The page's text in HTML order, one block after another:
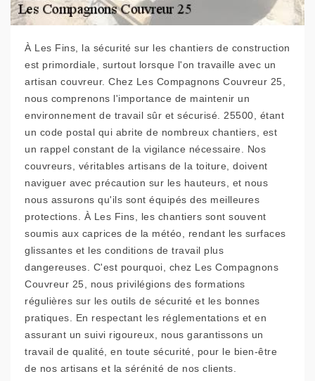
À Les Fins, la sécurité sur les chantiers de construction
est primordiale, surtout lorsque l'on travaille avec un
artisan couvreur. Chez Les Compagnons Couvreur 25,
nous comprenons l'importance de maintenir un
environnement de travail sûr et sécurisé. 25500, étant
un code postal qui abrite de nombreux chantiers, est
un rappel constant de la vigilance nécessaire. Nos
couvreurs, véritables artisans de la toiture, doivent
naviguer avec précaution sur les hauteurs, et nous
nous assurons qu'ils sont équipés des meilleures
protections. À Les Fins, les chantiers sont souvent
soumis aux caprices de la météo, rendant les surfaces
glissantes et les conditions de travail plus
dangereuses. C'est pourquoi, chez Les Compagnons
Couvreur 25, nous privilégions des formations
régulières sur les outils de sécurité et les bonnes
pratiques. En respectant les réglementations et en
assurant un suivi rigoureux, nous garantissons un
travail de qualité, en toute sécurité, pour le bien-être
de nos artisans et la sérénité de nos clients.